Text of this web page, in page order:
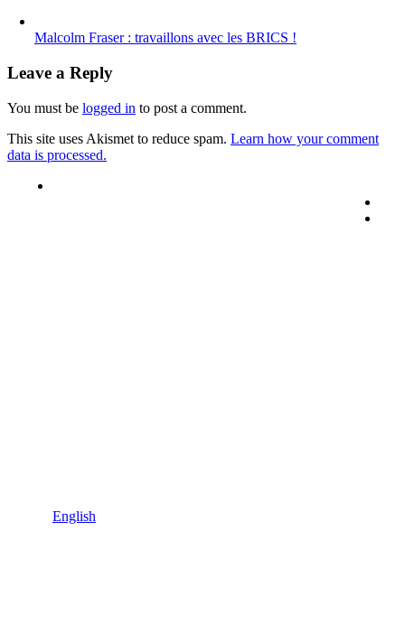
Malcolm Fraser : travaillons avec les BRICS !
Leave a Reply
You must be logged in to post a comment.
This site uses Akismet to reduce spam. Learn how your comment
data is processed.
English